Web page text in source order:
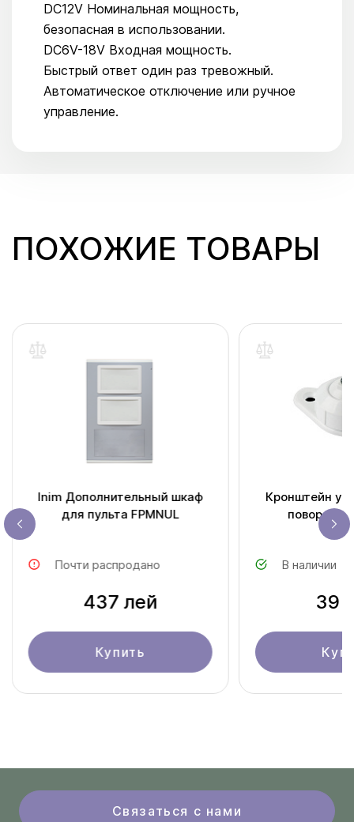
DC12V Номинальная мощность,
безопасная в использовании.
DC6V-18V Входная мощность.
Быстрый ответ один раз тревожный.
Автоматическое отключение или ручное
управление.
ПОХОЖИЕ ТОВАРЫ
Inim Дополнительный шкаф
для пульта FPMNUL
Почти распродано
437 лей
Купить
Кронштейн
В наличии
39
Связаться с нами